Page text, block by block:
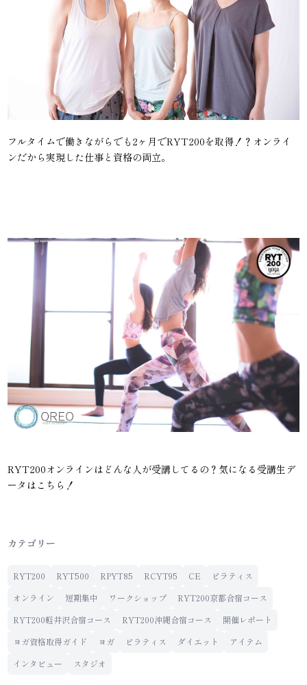
フルタイムで働きながらでも2ヶ月でRYT200を取得！？オンライ
ンだから実現した仕事と資格の両立。
RYT200オンラインはどんな人が受講してるの？気になる受講生デ
ータはこちら！
カテゴリー
RYT200 RYT500 RPYT85 RCYT95 CE
ピラティス
オンライン
短期集中 ワークショップ
RYT200京都合宿コース
RYT200軽井沢合宿コース
RYT200沖縄合宿コース
開催レポート
ヨガ資格取得ガイド
ヨガ ピラティス ダイエット
アイテム
インタビュー
スタジオ